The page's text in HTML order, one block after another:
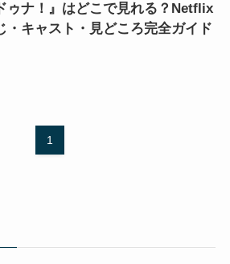
ゥナ！』はどこで見れる？Netflix
・キャスト・見どころ完全ガイド
1